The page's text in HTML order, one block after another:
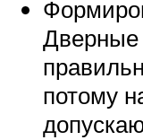
потому